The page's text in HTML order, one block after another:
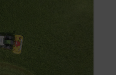
siehe
Inhalte auf unserer
anzeigen, daher
(auch